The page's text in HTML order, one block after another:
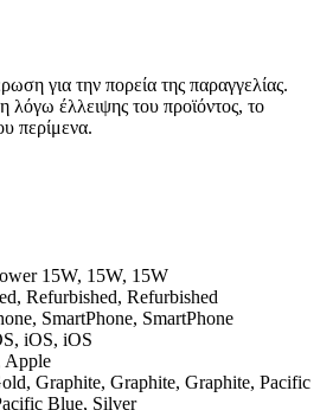
για την πορεία της παραγγελίας.
έλλειψης του προϊόντος, το
περίμενα.
15W, 15W, 15W
Refurbished, Refurbished
SmartPhone, SmartPhone
iOS, iOS
Apple
Graphite, Graphite, Graphite, Pacific
Blue, Silver